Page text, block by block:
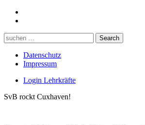
Datenschutz
Impressum
Login Lehrkräfte
SvB rockt Cuxhaven!